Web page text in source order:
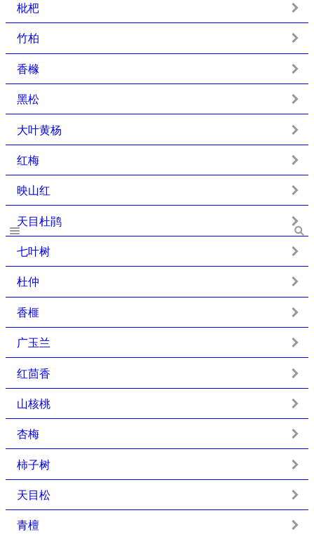
枇杷
竹柏
香橼
黑松
大叶黄杨
红梅
映山红
天目杜鹃
七叶树
杜仲
香榧
广玉兰
红茴香
山核桃
杏梅
柿子树
天目松
青檀